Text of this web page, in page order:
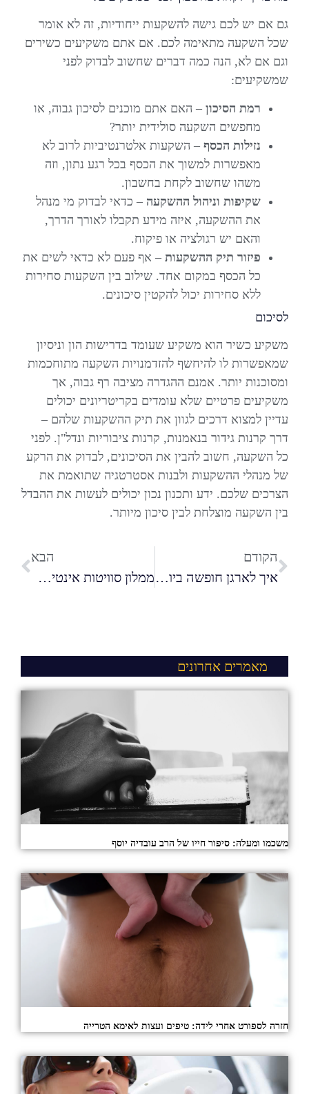
גם אם יש לכם גישה להשקעות ייחודיות, זה לא אומר
שכל השקעה מתאימה לכם. אם אתם משקיעים כשירים
וגם אם לא, הנה כמה דברים שחשוב לבדוק לפני
שמשקיעים:
רמת הסיכון – האם אתם מוכנים לסיכון גבוה, או
מחפשים השקעה סולידית יותר?
נזילות הכסף – השקעות אלטרנטיביות לרוב לא
מאפשרות למשוך את הכסף בכל רגע נתון, וזה
משהו שחשוב לקחת בחשבון.
שקיפות וניהול ההשקעה – כדאי לבדוק מי מנהל
את ההשקעה, איזה מידע תקבלו לאורך הדרך,
והאם יש רגולציה או פיקוח.
פיזור תיק ההשקעות – אף פעם לא כדאי לשים את
כל הכסף במקום אחד. שילוב בין השקעות סחירות
ללא סחירות יכול להקטין סיכונים.
לסיכום
משקיע כשיר הוא משקיע שעומד בדרישות הון וניסיון
שמאפשרות לו להיחשף להזדמנויות השקעה מתוחכמות
ומסוכנות יותר. אמנם ההגדרה מציבה רף גבוה, אך
משקיעים פרטיים שלא עומדים בקריטריונים יכולים
עדיין למצוא דרכים לגוון את תיק ההשקעות שלהם –
דרך קרנות גידור בנאמנות, קרנות ציבוריות ונדל"ן. לפני
כל השקעה, חשוב להבין את הסיכונים, לבדוק את הרקע
של מנהלי ההשקעות ולבנות אסטרטגיה שתואמת את
הצרכים שלכם. ידע ותכנון נכון יכולים לעשות את ההבדל
בין השקעה מוצלחת לבין סיכון מיותר.
הקודם
איך לארגן חופשה ביוון עם הילדים שכולם ייהנו ממנה?
הבא
ממלון סוויטות אינטימי ועד ארוחת שף פרטית: רעיונות לחופשה זוגית רומנטית
מאמרים אחרונים
משכמו ומעלה: סיפור חייו של הרב עובדיה יוסף
חזרה לספורט אחרי לידה: טיפים ועצות לאימא הטרייה